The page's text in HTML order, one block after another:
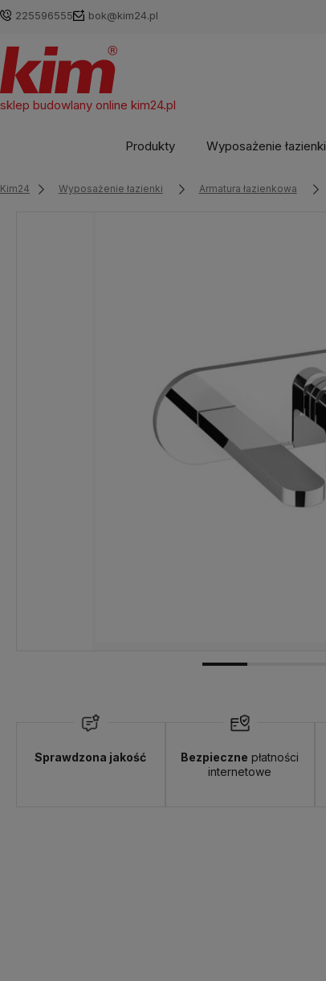
225596555 bok@kim24.pl
sklep budowlany online kim24.pl
Produkty Wyposażenie łazienki
Kim24 Wyposażenie łazienki Armatura łazienkowa
Sprawdzona jakość Bezpieczne płatności
internetowe